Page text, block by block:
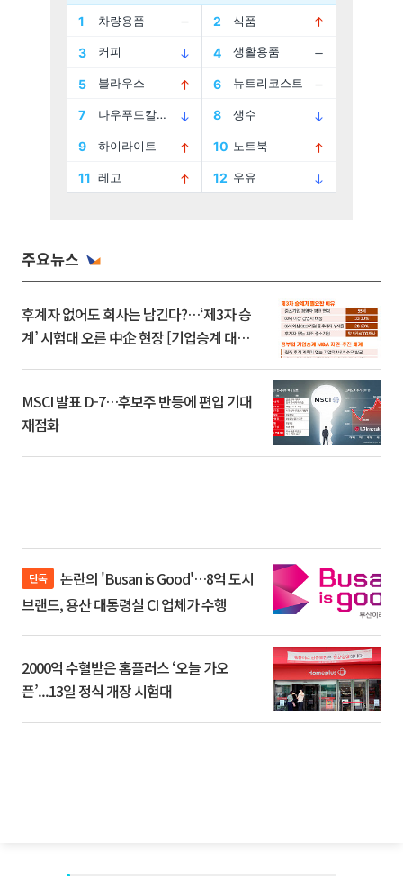
주요뉴스
후계자 없어도 회사는 남긴다?…‘제3자 승
계’ 시험대 오른 中企 현장 [기업승계 대전
MSCI 발표 D-7…후보주 반등에 편입 기대
재점화
단독
브랜드, 용산 대통령실 CI 업체가 수행
2000억 수혈받은 홈플러스 ‘오늘 가오
픈’...13일 정식 개장 시험대